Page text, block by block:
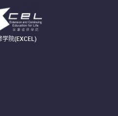
学院(EXCEL)